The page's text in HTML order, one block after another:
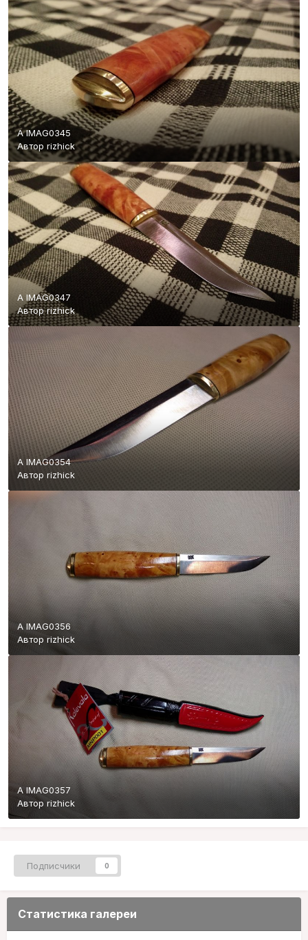
A IMAG0345
Автор rizhick
A IMAG0347
Авторrizhick
A IMAG0354
Автор rizhick
A IMAG0356
Автор rizhick
A IMAG0357
Автор rizhick
Подписчики 0
Статистика галереи